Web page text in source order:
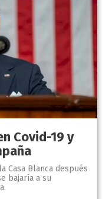
Covid-19 y
Casa Blanca después
bajaría a su